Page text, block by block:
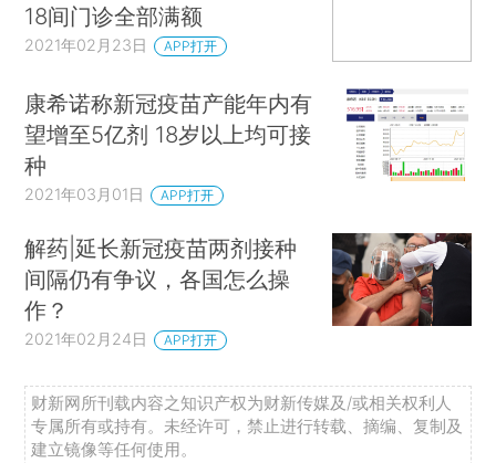
18间门诊全部满额
2021年02月23日 APP打开
康希诺称新冠疫苗产能年内有
望增至5亿剂 18岁以上均可接
种
2021年03月01日 APP打开
解药|延长新冠疫苗两剂接种
间隔仍有争议，各国怎么操
作？
2021年02月24日 APP打开
财新网所刊载内容之知识产权为财新传媒及/或相关权利人
专属所有或持有。未经许可，禁止进行转载、摘编、复制及
建立镜像等任何使用。